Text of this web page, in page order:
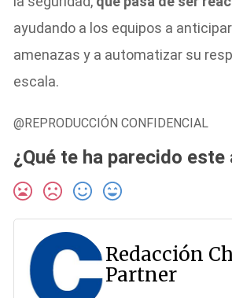
ayudando a los equipos a
amenazas y a automatizar su
escala.
@REPRODUCCIÓN CONFIDENCIAL
¿Qué te ha parecido
Redacción
Partner